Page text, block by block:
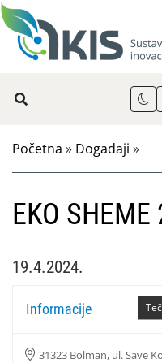
Početna » Događaji »
EKO
19.4.2024.
Informacije
31323 Bolman, ul. Save